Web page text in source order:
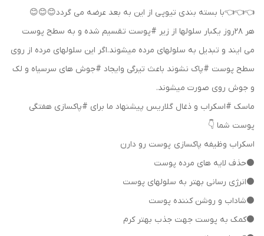
👈👈👈با بسته بندی تیوپی از این به بعد عرضه می گردد😊😊😊
هر ۲۸روز یکبار سلولها از زیر #پوست تقسیم شده و به سطح پوست
می ایند و تبدیل به سلولهای مرده میشوند.اگر این سلولهای مرده از روی
سطح پوست #پاک نشوند باعث تیرگی وایجاد #جوش های سرسیاه و لک
و جوش روی صورت میشوند.
ماسک #اسکراب و ذغال گلاریس پیشنهاد ما برای #پاکسازی هفتگی
پوست شما 👇
اسکراب وظیفه پاکسازی پوست رو دارن
⚫️حذف لایه های مرده پوست
⚫️انرژی رسانی بهتر به سلولهای پوست
⚫️شاداب و روشن کننده پوست
⚫️کمک به پوست جهت جذب بهتر کرم